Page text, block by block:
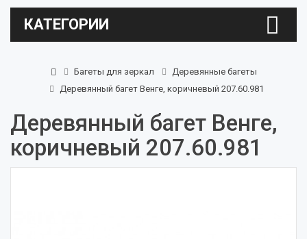
КАТЕГОРИИ
Багеты для зеркал
Деревянные багеты
Деревянный багет Венге, коричневый 207.60.981
Деревянный багет Венге,
коричневый 207.60.981